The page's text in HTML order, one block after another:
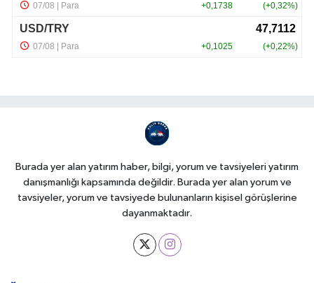
Burada yer alan yatırım haber, bilgi, yorum ve tavsiyeleri yatırım
danışmanlığı kapsamında değildir. Burada yer alan yorum ve
tavsiyeler, yorum ve tavsiyede bulunanların kişisel görüşlerine
dayanmaktadır.